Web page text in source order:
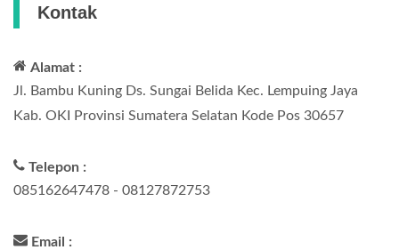
Kontak
Alamat :
Jl. Bambu Kuning Ds. Sungai Belida Kec. Lempuing Jaya
Kab. OKI Provinsi Sumatera Selatan Kode Pos 30657
Telepon :
085162647478 - 08127872753
Email :